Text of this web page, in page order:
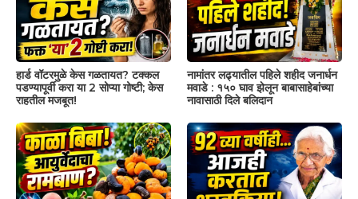
हार्ड वॉटरमुळे केस गळतायत? टक्कल
पडण्यापूर्वी करा या 2 सोप्या गोष्टी; केस
राहतील मजबूत!
नामांतर लढ्यातील पहिले शहीद जनार्धन
मवाडे : १५० घाव झेलून बाबासाहेबांच्या
नावासाठी दिले बलिदान